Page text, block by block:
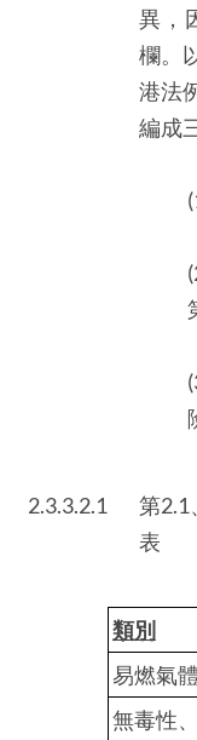
異，
欄。
港法
編成
2.3.3.2.1
第2.1
表
類別
易燃氣
無毒性